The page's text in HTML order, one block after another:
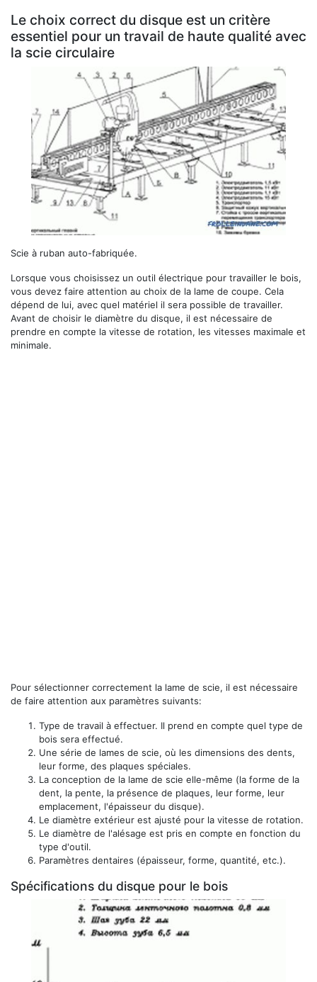
Le choix correct du disque est un critère
essentiel pour un travail de haute qualité avec
la scie circulaire
Scie à ruban auto-fabriquée.
Lorsque vous choisissez un outil électrique pour travailler le bois,
vous devez faire attention au choix de la lame de coupe. Cela
dépend de lui, avec quel matériel il sera possible de travailler.
Avant de choisir le diamètre du disque, il est nécessaire de
prendre en compte la vitesse de rotation, les vitesses maximale et
minimale.
Pour sélectionner correctement la lame de scie, il est nécessaire
de faire attention aux paramètres suivants:
Type de travail à effectuer. Il prend en compte quel type de
bois sera effectué.
Une série de lames de scie, où les dimensions des dents,
leur forme, des plaques spéciales.
La conception de la lame de scie elle-même (la forme de la
dent, la pente, la présence de plaques, leur forme, leur
emplacement, l'épaisseur du disque).
Le diamètre extérieur est ajusté pour la vitesse de rotation.
Le diamètre de l'alésage est pris en compte en fonction du
type d'outil.
Paramètres dentaires (épaisseur, forme, quantité, etc.).
Spécifications du disque pour le bois